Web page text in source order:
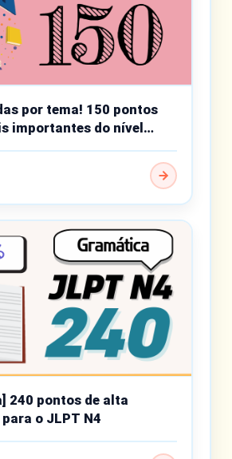
por tema! 150 pontos
importantes do nível
240 pontos de alta
o JLPT N4